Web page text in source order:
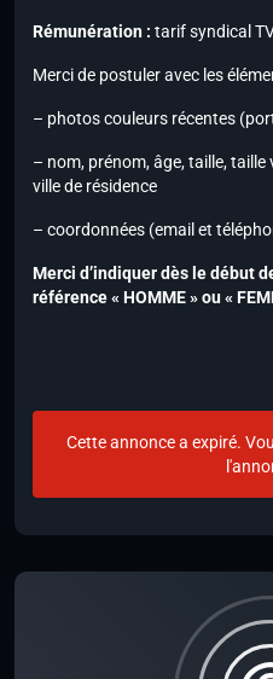
Rémunération : tarif syndical
Merci de postuler avec les
– photos couleurs récentes
– nom, prénom, âge, taille,
ville de résidence
– coordonnées (email et
Merci d’indiquer dès le début
référence « HOMME » ou «
Cette annonce a expiré.